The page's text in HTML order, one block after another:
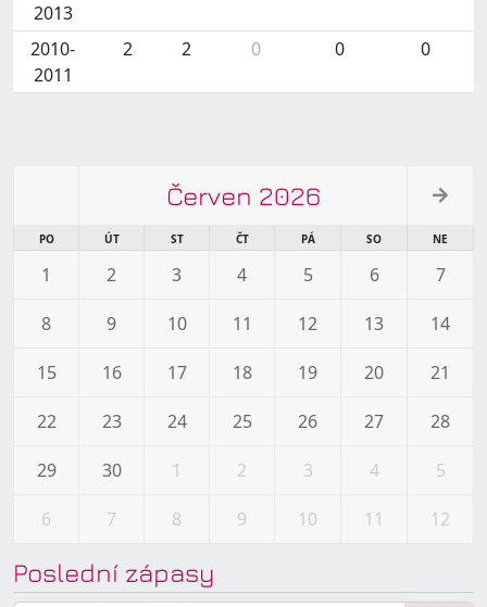
2013
2010-
2011
2 2 0 0 0
Červen 2026
PO ÚT ST ČT PÁ SO NE
1 2 3 4 5 6 7
8 9 10 11 12 13 14
15 16 17 18 19 20 21
22 23 24 25 26 27 28
29 30 1 2 3 4 5
6 7 8 9 10 11 12
Poslední zápasy